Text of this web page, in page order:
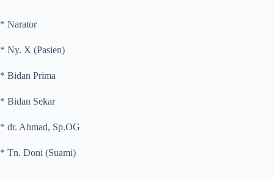
* Narator
* Ny. X (Pasien)
* Bidan Prima
* Bidan Sekar
* dr. Ahmad, Sp.OG
* Tn. Doni (Suami)